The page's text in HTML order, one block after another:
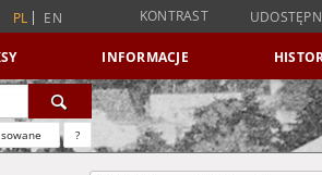
PL EN KONTRAST
INFORMACJE
?